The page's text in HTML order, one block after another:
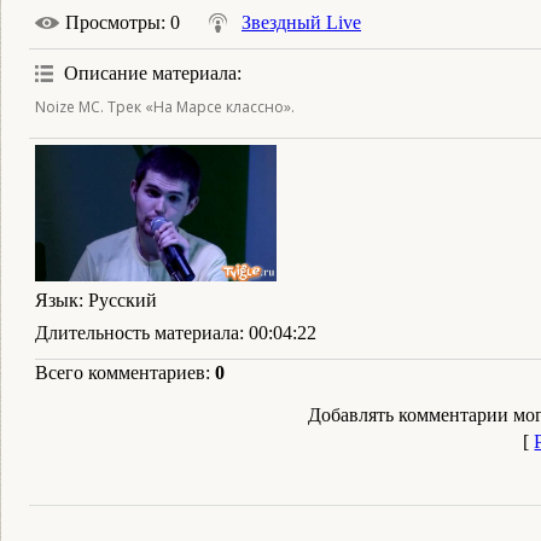
Просмотры: 0 Звездный Live
Описание материала:
Noize MC. Трек «На Марсе классно».
Язык: Русский
Длительность материала: 00:04:22
Всего комментариев: 0
Добавлять комментарии
[